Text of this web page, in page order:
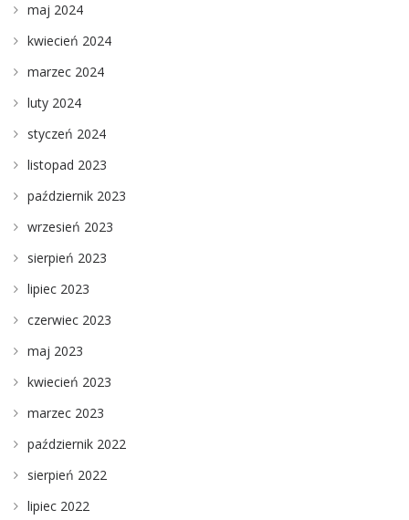
maj 2024
kwiecień 2024
marzec 2024
luty 2024
styczeń 2024
listopad 2023
październik 2023
wrzesień 2023
sierpień 2023
lipiec 2023
czerwiec 2023
maj 2023
kwiecień 2023
marzec 2023
październik 2022
sierpień 2022
lipiec 2022